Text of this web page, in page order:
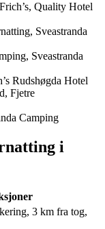
Quality Hotel
Sveastranda
Sveastranda
Rudshøgda Hotel
Fjetre
Camping
i
3 km fra tog,